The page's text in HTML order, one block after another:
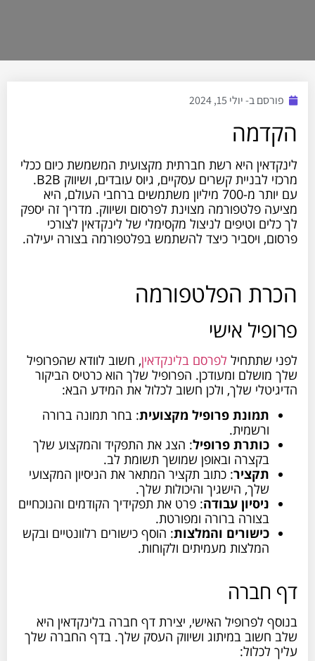
פורסם ב-יולי 15, 2024
הקדמה
לינקדאין היא רשת חברתית מקצועית המשמשת כיום ככלי
מרכזי לבניית קשרים עסקיים, גיוס עובדים, ושיווק B2B.
עם יותר מ-700 מיליון משתמשים ברחבי העולם, היא
מציעה פלטפורמה מצוינת לפרסום ושיווק. מדריך זה יספק
לך כלים וטיפים לניצול מקסימלי של לינקדאין לצורכי
פרסום, ויסביר כיצד להשתמש בפלטפורמה בצורה יעילה.
הכרת הפלטפורמה
פרופיל אישי
לפני שתתחיל לפרסם בלינקדאין, חשוב לוודא שהפרופיל
שלך מושלם ומעודכן. הפרופיל שלך הוא כרטיס הביקור
הדיגיטלי שלך, ולכן חשוב לכלול את המידע הבא:
תמונת פרופיל מקצועית: בחר תמונה ברורה
ורשמית.
כותרת פרופיל: הצג את התפקיד והמקצוע שלך
בקצרה ובאופן שמושך תשומת לב.
תקציר: כתוב תקציר המתאר את הניסיון המקצועי
שלך, הישגיך והיכולות שלך.
ניסיון עבודה: פרט את תפקידיך הקודמים והנוכחיים
בצורה ברורה ומפורטת.
כישורים והמלצות: הוסף כישורים רלוונטיים ובקש
המלצות מעמיתים ולקוחות.
דף חברה
בנוסף לפרופיל האישי, יצירת דף חברה בלינקדאין היא
שלב חשוב במיתוג ושיווק העסק שלך. בדף החברה שלך
עליך לכלול: